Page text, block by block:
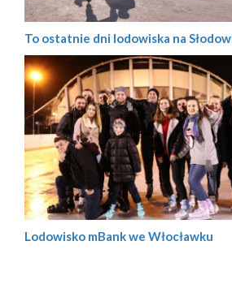
To ostatnie dni lodowiska na
Lodowisko mBank we Włocławku